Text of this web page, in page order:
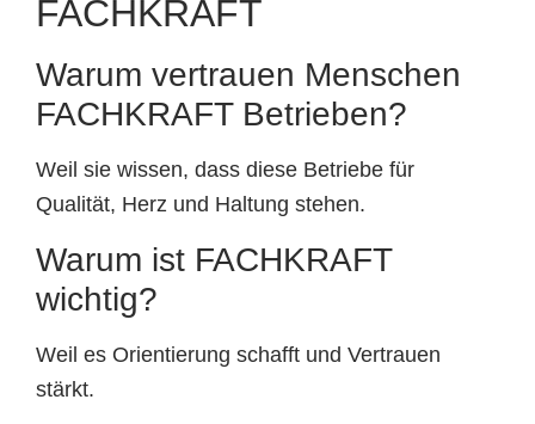
FACHKRAFT
Warum vertrauen Menschen
FACHKRAFT Betrieben?
Weil sie wissen, dass diese Betriebe für
Qualität, Herz und Haltung stehen.
Warum ist FACHKRAFT
wichtig?
Weil es Orientierung schafft und Vertrauen
stärkt.